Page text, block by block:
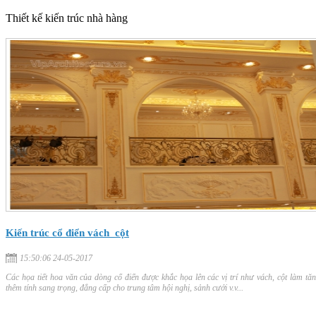
Thiết kế kiến trúc nhà hàng
Kiến trúc cổ điển vách_cột
15:50:06 24-05-2017
Các họa tiết hoa văn của dòng cổ điển được khắc họa lên các vị trí như vách, cột làm
thêm tính sang trọng, đẳng cấp cho trung tâm hội nghị, sảnh cưới v.v...